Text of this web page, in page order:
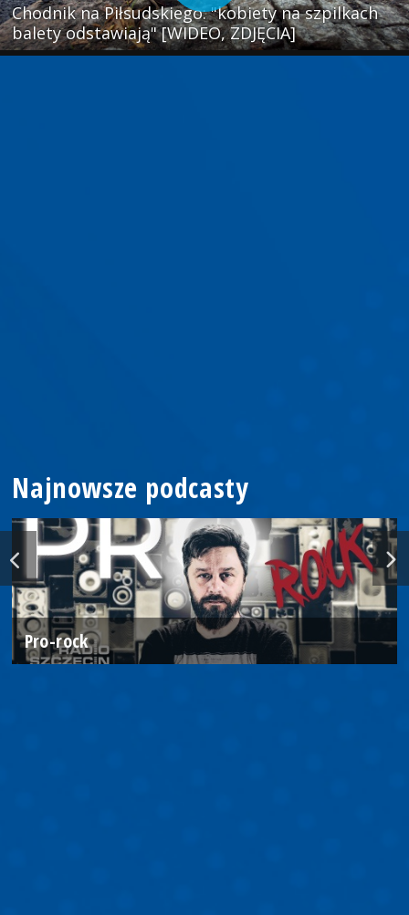
Chodnik na Piłsudskiego: "kobiety na szpilkach
balety odstawiają" [WIDEO, ZDJĘCIA]
Najnowsze podcasty
Pro-rock